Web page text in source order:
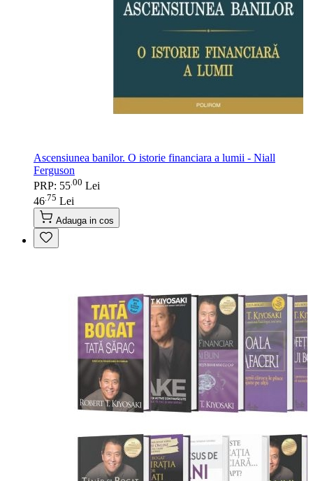
Ascensiunea banilor. O istorie financiara a lumii - Niall
Ferguson
PRP: 55 00 Lei
46 75 Lei
Adauga in cos